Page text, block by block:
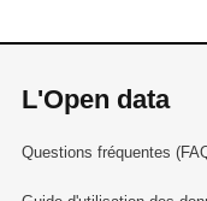
L'Open data
Questions fréquentes